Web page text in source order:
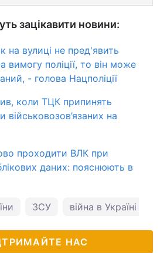
зацікавити новини:
на вулиці не пред'явить
вимогу поліції, то він може
- голова Нацполіції
коли ТЦК припинять
військовозов’язаних на
проходити ВЛК при
даних: пояснюють в
ЗСУ війна в Україні
НАС